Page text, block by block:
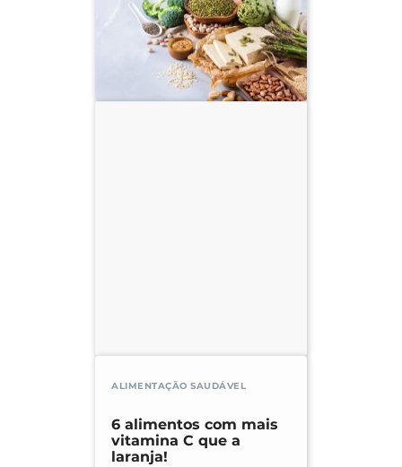
ALIMENTAÇÃO SAUDÁVEL
6 alimentos com mais
vitamina C que a
laranja!